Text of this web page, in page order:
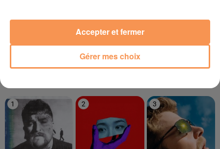
Counting Stars
OCELVY
Petit À Petit Paris Latino
1 2 3
Gérer mes choix
Accepter et fermer